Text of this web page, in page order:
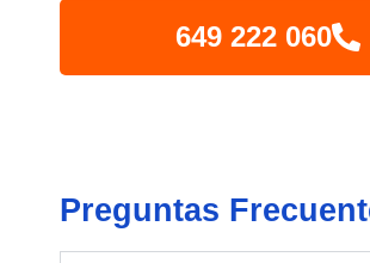
649 222 060
Preguntas